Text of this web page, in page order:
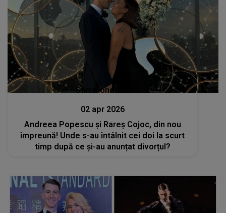
Stiri mondene
02 apr 2026
Andreea Popescu și Rareș Cojoc, din nou
împreună! Unde s-au întâlnit cei doi la scurt
timp după ce și-au anunțat divorțul?